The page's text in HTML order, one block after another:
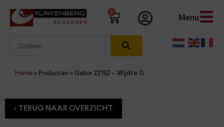
0
Menu
Home » Producten » Gabor 22.152 – Wijdte G